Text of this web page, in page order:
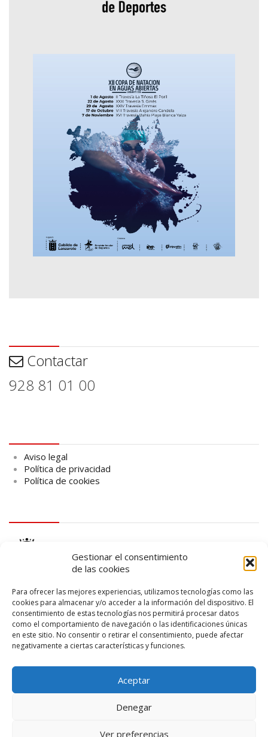
Gestionar el consentimiento
de las cookies
Para ofrecer las mejores experiencias, utilizamos tecnologías como las
cookies para almacenar y/o acceder a la información del dispositivo. El
consentimiento de estas tecnologías nos permitirá procesar datos
como el comportamiento de navegación o las identificaciones únicas
en este sitio. No consentir o retirar el consentimiento, puede afectar
negativamente a ciertas características y funciones.
Aceptar
Denegar
Ver preferencias
Contactar
928 81 01 00
Aviso legal
Política de privacidad
Política de cookies
logo SID